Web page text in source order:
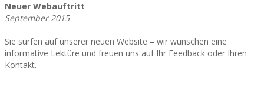
Neuer Webauftritt
September 2015
Sie surfen auf unserer neuen Website – wir wünschen eine
informative Lektüre und freuen uns auf Ihr Feedback oder Ihren
Kontakt.